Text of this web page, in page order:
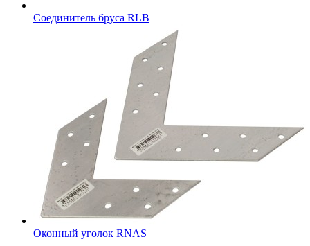
Соединитель бруса RLB
Оконный уголок RNAS